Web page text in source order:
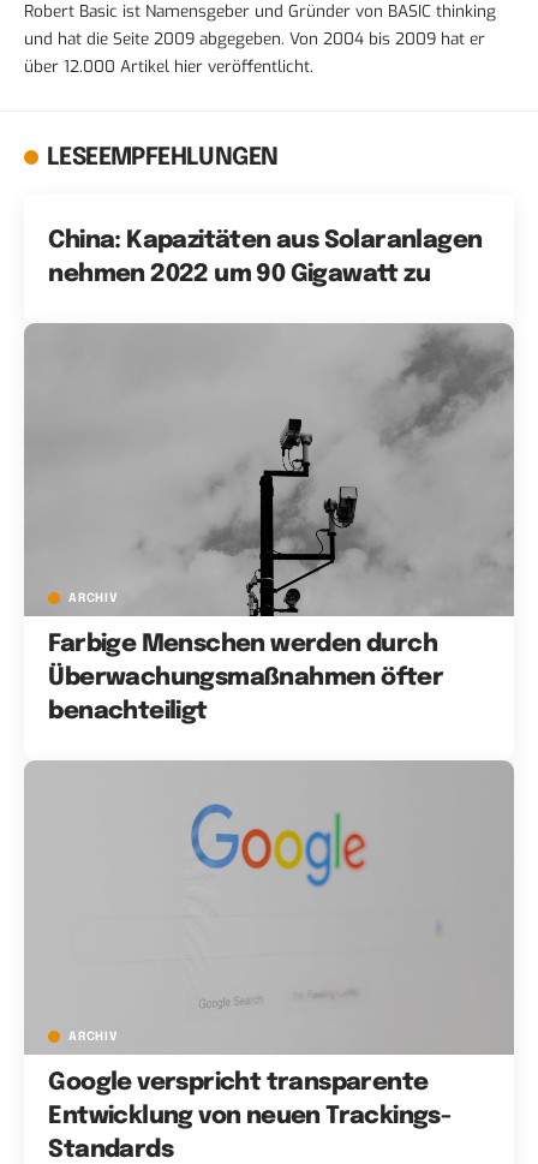
Robert Basic ist Namensgeber und Gründer von BASIC thinking
und hat die Seite 2009 abgegeben. Von 2004 bis 2009 hat er
über 12.000 Artikel hier veröffentlicht.
LESEEMPFEHLUNGEN
China: Kapazitäten aus Solaranlagen
nehmen 2022 um 90 Gigawatt zu
ARCHIV
Farbige Menschen werden durch
Überwachungsmaßnahmen öfter
benachteiligt
ARCHIV
Google verspricht transparente
Entwicklung von neuen Trackings-
Standards